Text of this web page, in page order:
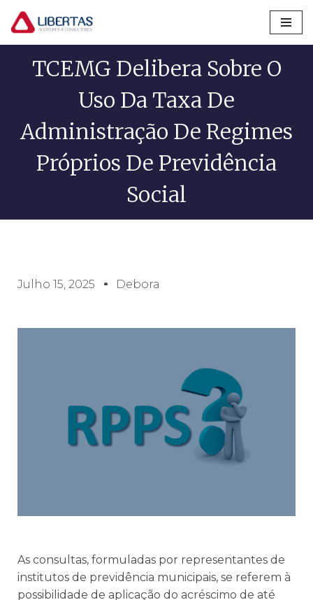
Pular
TCEMG Delibera Sobre O
Uso Da Taxa De
Administração De Regimes
Próprios De Previdência
Social
Julho 15, 2025 Debora
As consultas, formuladas por representantes de
institutos de previdência municipais, se referem à
possibilidade de aplicação do acréscimo de até